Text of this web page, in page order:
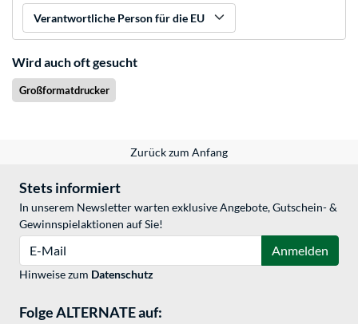
Verantwortliche Person für die EU
Wird auch oft gesucht
Großformatdrucker
Zurück zum Anfang
Stets informiert
In unserem Newsletter warten exklusive Angebote, Gutschein- &
Gewinnspielaktionen auf Sie!
Anmelden
Hinweise zum Datenschutz
Folge ALTERNATE auf: